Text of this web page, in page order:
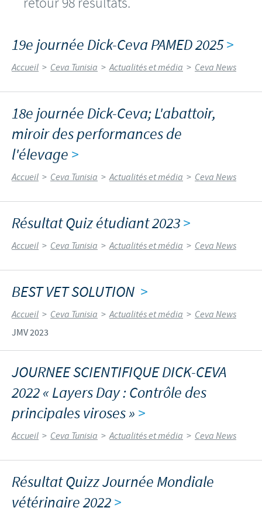
19e journée Dick-Ceva PAMED 2025>
Accueil > Ceva Tunisia > Actualités et média > Ceva News
18e journée Dick-Ceva; L'abattoir,
miroir des performances de
l'élevage >
Accueil > Ceva Tunisia > Actualités et média > Ceva News
Résultat Quiz étudiant 2023>
Accueil > Ceva Tunisia > Actualités et média > Ceva News
BEST VET SOLUTION >
Accueil > Ceva Tunisia > Actualités et média > Ceva News
JMV 2023
JOURNEE SCIENTIFIQUE DICK-CEVA
2022 « Layers Day : Contrôle des
principales viroses » >
Accueil > Ceva Tunisia > Actualités et média > Ceva News
Résultat Quizz Journée Mondiale
vétérinaire 2022>